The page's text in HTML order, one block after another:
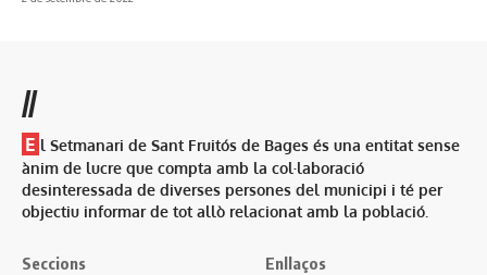
//
E l Setmanari de Sant Fruitós de Bages és una entitat sense
ànim de lucre que compta amb la col·laboració
desinteressada de diverses persones del municipi i té per
objectiu informar de tot allò relacionat amb la població.
Seccions Enllaços